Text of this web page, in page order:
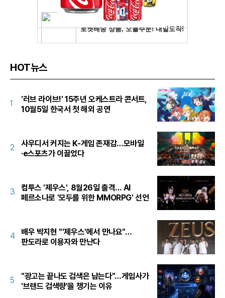
HOT뉴스
1
'러브 라이브!' 15주년 오케스트라 콘서트,
10월5일 한국서 첫 해외 공연
2
사우디서 커지는 K-게임 존재감…모바일
·e스포츠가 이끌었다
3
컴투스 '제우스', 8월26일 출격… AI
페르소나로 '모두를 위한 MMORPG' 선언
4
배우 박지현 "'제우스'에서 만나요"…
판도라로 이용자와 만난다
5
"광고는 끝나도 검색은 남는다"…게임사가
'브랜드 검색량'을 챙기는 이유